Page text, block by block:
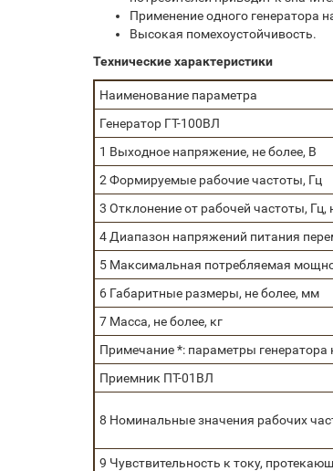
Применение одного генератора
Высокая помехоустойчивость.
Технические характеристики
Наименование параметра
Генератор ГТ-100ВЛ
1 Выходное напряжение, не более, В
2 Формируемые рабочие частоты, Гц
3 Отклонение от рабочей частоты, Гц,
4 Диапазон напряжений питания
5 Максимальная потребляемая
6 Габаритные размеры, не более, мм
7 Масса, не более, кг
Примечание *: параметры
Приемник ПТ-01ВЛ
8 Номинальные значения рабочих
9 Чувствительность к току,